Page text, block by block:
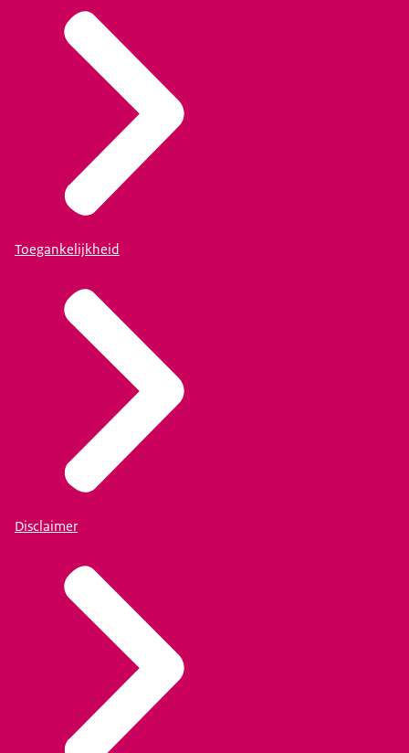
Toegankelijkheid
Disclaimer